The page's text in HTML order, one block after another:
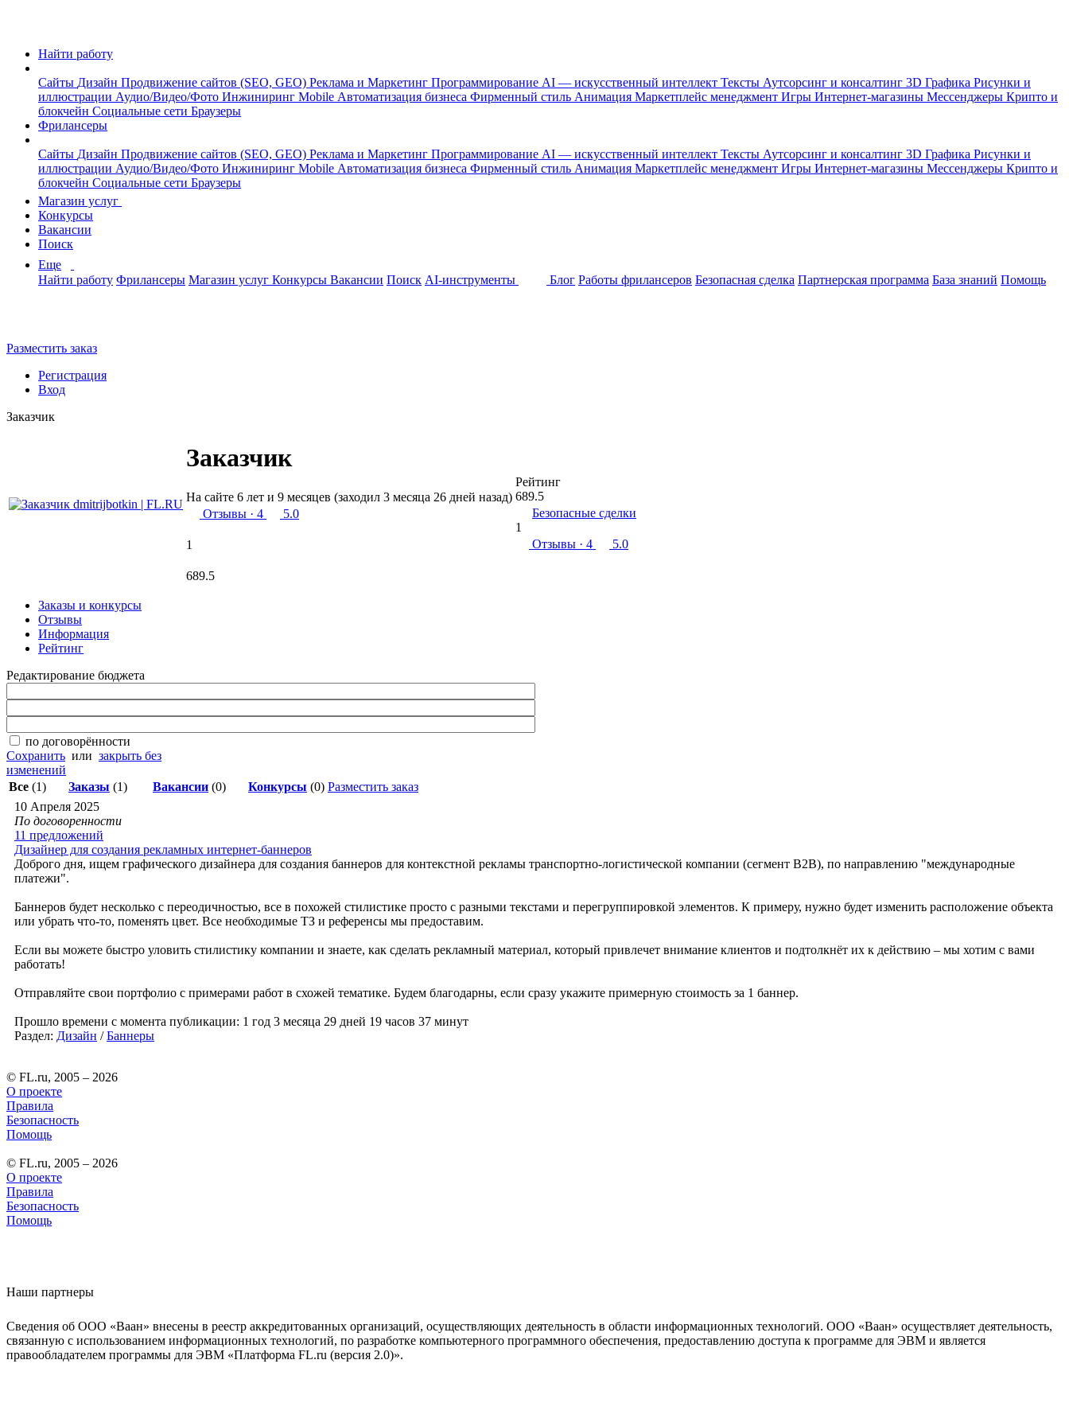
Найти работу
Сайты Дизайн Продвижение сайтов (SEO, GEO) Реклама и Маркетинг Программирование AI — искусственный интеллект Тексты Аутсорсинг и консалтинг 3D Графика Рисунки и
иллюстрации Аудио/Видео/Фото Инжиниринг Mobile Автоматизация бизнеса Фирменный стиль Анимация Маркетплейс менеджмент Игры Интернет-магазины Мессенджеры Крипто и
блокчейн Социальные сети Браузеры
Фрилансеры
Сайты Дизайн Продвижение сайтов (SEO, GEO) Реклама и Маркетинг Программирование AI — искусственный интеллект Тексты Аутсорсинг и консалтинг 3D Графика Рисунки и
иллюстрации Аудио/Видео/Фото Инжиниринг Mobile Автоматизация бизнеса Фирменный стиль Анимация Маркетплейс менеджмент Игры Интернет-магазины Мессенджеры Крипто и
блокчейн Социальные сети Браузеры
Магазин услуг
Конкурсы
Вакансии
Поиск
Еще
Найти работу Фрилансеры Магазин услуг Конкурсы Вакансии Поиск AI-инструменты Блог Работы фрилансеров Безопасная сделка Партнерская программа База знаний Помощь
Разместить заказ
Регистрация
Вход
Заказчик
Заказчик
На сайте 6 лет и 9 месяцев (заходил 3 месяца 26 дней назад)
Отзывы · 4 5.0
1
689.5
Рейтинг
689.5
Безопасные сделки
1
Отзывы · 4 5.0
Заказы и конкурсы
Отзывы
Информация
Рейтинг
Редактирование бюджета
по договорённости
Сохранить или закрыть без
изменений
Все (1) Заказы (1) Вакансии (0) Конкурсы (0) Разместить заказ
10 Апреля 2025
По договоренности
11 предложений
Дизайнер для создания рекламных интернет-баннеров
Доброго дня, ищем графического дизайнера для создания баннеров для контекстной рекламы транспортно-логистической компании (сегмент B2B), по направлению "международные
платежи".
Баннеров будет несколько с переодичностью, все в похожей стилистике просто с разными текстами и перегруппировкой элементов. К примеру, нужно будет изменить расположение объекта
или убрать что-то, поменять цвет. Все необходимые ТЗ и референсы мы предоставим.
Если вы можете быстро уловить стилистику компании и знаете, как сделать рекламный материал, который привлечет внимание клиентов и подтолкнёт их к действию – мы хотим с вами
работать!
Отправляйте свои портфолио с примерами работ в схожей тематике. Будем благодарны, если сразу укажите примерную стоимость за 1 баннер.
Прошло времени с момента публикации: 1 год 3 месяца 29 дней 19 часов 37 минут
Раздел: Дизайн /Баннеры
© FL.ru, 2005 – 2026
О проекте
Правила
Безопасность
Помощь
© FL.ru, 2005 – 2026
О проекте
Правила
Безопасность
Помощь
Наши партнеры
Сведения об ООО «Ваан» внесены в реестр аккредитованных организаций, осуществляющих деятельность в области информационных технологий. ООО «Ваан» осуществляет деятельность,
связанную с использованием информационных технологий, по разработке компьютерного программного обеспечения, предоставлению доступа к программе для ЭВМ и является
правообладателем программы для ЭВМ «Платформа FL.ru (версия 2.0)».